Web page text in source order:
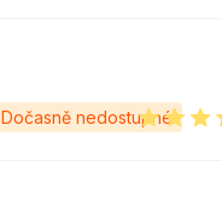
Dočasně nedostupné